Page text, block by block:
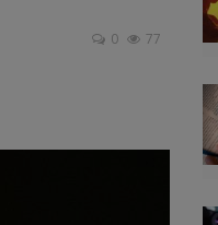
0 77